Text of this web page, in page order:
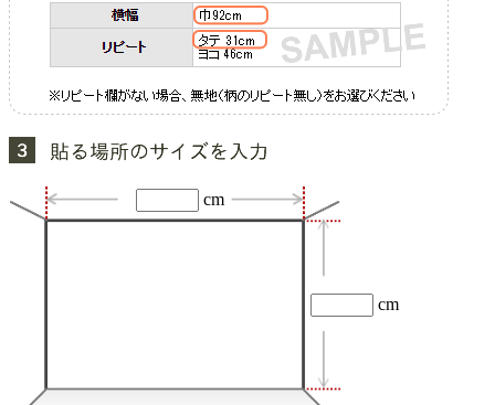
cm
cm